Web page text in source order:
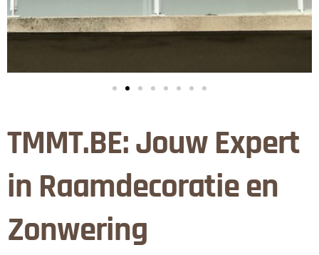
TMMT.BE: Jouw Expert
in Raamdecoratie en
Zonwering